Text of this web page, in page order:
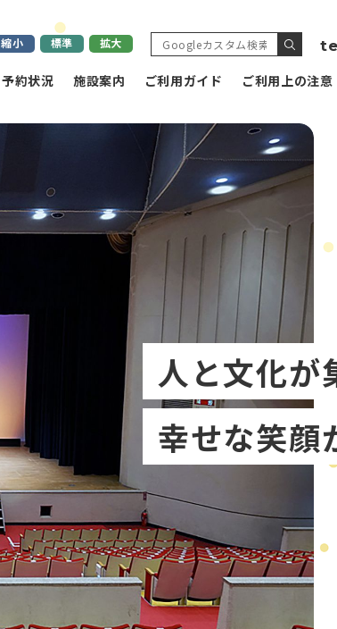
縮小 標準 拡大
予約状況 施設案内 ご利用ガイド ご利用上の注意
人と文化が
幸せな笑顔